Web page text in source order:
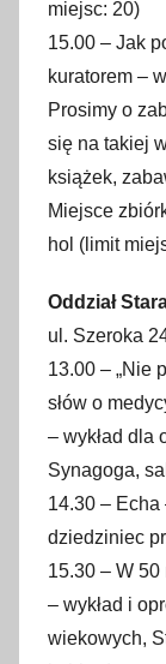
miejsc: 20)
15.00 – Jak
kuratorem –
Prosimy o
się na takiej
książek,
Miejsce
hol (limit
Oddział
ul. Szeroka
13.00 – „Nie
słów o
– wykład dla
Synagoga,
14.30 – Echa
dziedziniec
15.30 – W
– wykład i
wiekowych,